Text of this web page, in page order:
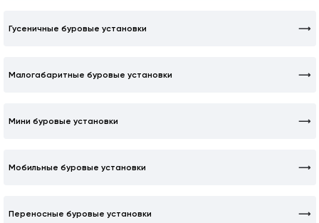
Гусеничные буровые установки
Малогабаритные буровые установки
Мини буровые установки
Мобильные буровые установки
Переносные буровые установки